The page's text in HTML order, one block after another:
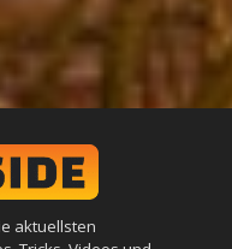
aktuellsten